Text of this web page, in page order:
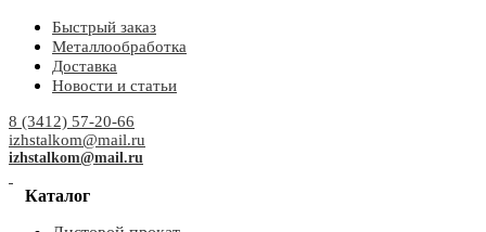
Быстрый заказ
Металлообработка
Доставка
Новости и статьи
8 (3412) 57-20-66
izhstalkom@mail.ru
izhstalkom@mail.ru
Каталог